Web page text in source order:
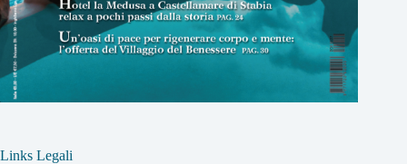
Links Legali